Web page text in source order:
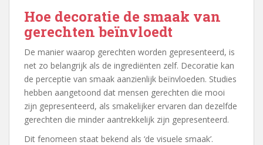
Hoe decoratie de smaak van
gerechten beïnvloedt
De manier waarop gerechten worden gepresenteerd, is
net zo belangrijk als de ingrediënten zelf. Decoratie kan
de perceptie van smaak aanzienlijk beïnvloeden. Studies
hebben aangetoond dat mensen gerechten die mooi
zijn gepresenteerd, als smakelijker ervaren dan dezelfde
gerechten die minder aantrekkelijk zijn gepresenteerd.
Dit fenomeen staat bekend als ‘de visuele smaak’.